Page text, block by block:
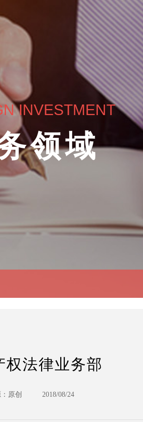
INVESTMENT
领域
权法律业务部
原创 2018/08/24